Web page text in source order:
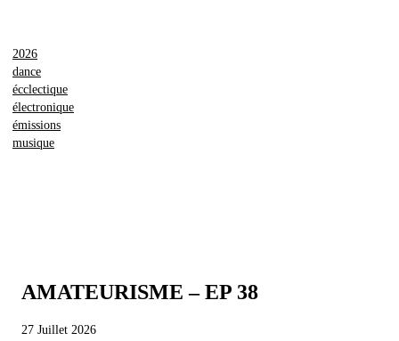
2026
dance
écclectique
électronique
émissions
musique
AMATEURISME – EP 38
27 Juillet 2026